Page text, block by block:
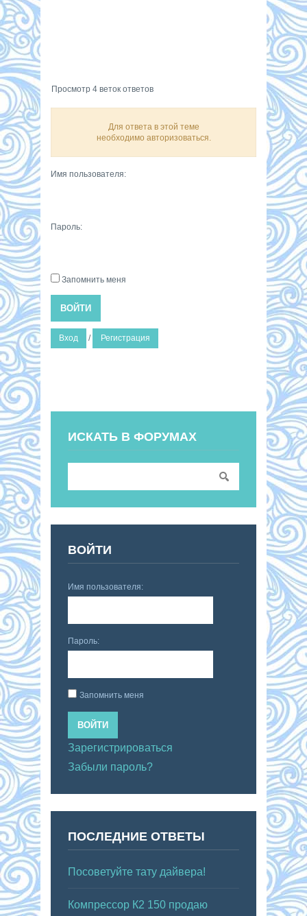
Просмотр 4 веток ответов
Для ответа в этой теме
необходимо авторизоваться.
Имя пользователя:
Пароль:
Запомнить меня
ВОЙТИ
Вход / Регистрация
ИСКАТЬ В ФОРУМАХ
ВОЙТИ
Имя пользователя:
Пароль:
Запомнить меня
ВОЙТИ
Зарегистрироваться
Забыли пароль?
ПОСЛЕДНИЕ ОТВЕТЫ
Посоветуйте тату дайвера!
Компрессор К2 150 продаю